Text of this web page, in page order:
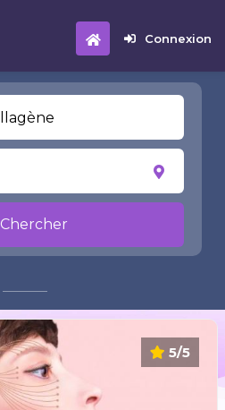
Connexion
Chercher
5/5